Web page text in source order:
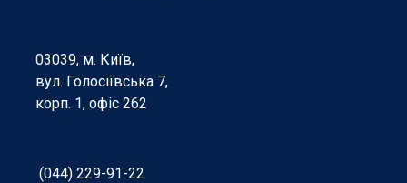
03039, м. Київ,
вул. Голосіївська 7,
корп. 1, офіс 262
(044) 229-91-22